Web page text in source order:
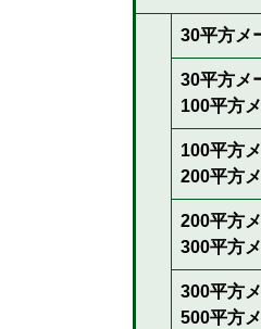
30平方メ
30平方メ
100平方
100平方
200平方
200平方
300平方
300平方
500平方